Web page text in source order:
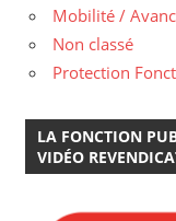
Mobilité /
Non classé
Protection
LA FONCTION
VIDÉO